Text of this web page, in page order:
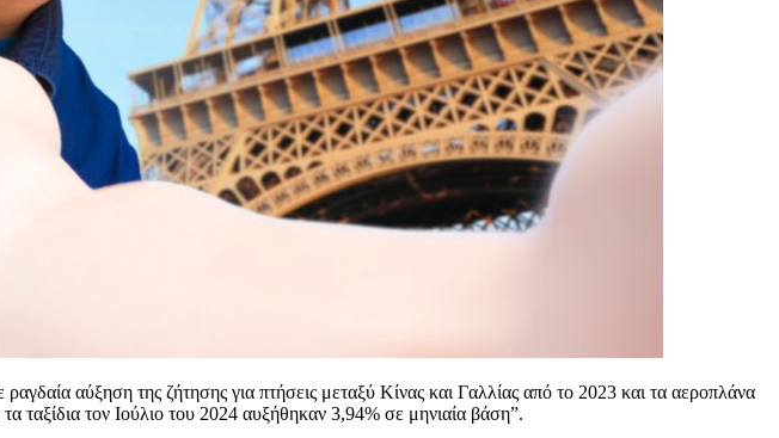
αύξηση της ζήτησης για πτήσεις μεταξύ Κίνας και Γαλλίας από το 2023 και τα αεροπλάνα
ταξίδια τον Ιούλιο του 2024 αυξήθηκαν 3,94% σε μηνιαία βάση”.